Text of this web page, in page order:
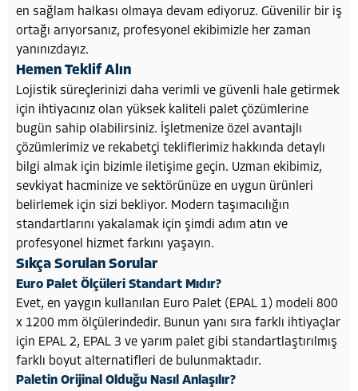
en sağlam halkası olmaya devam ediyoruz. Güvenilir bir iş
ortağı arıyorsanız, profesyonel ekibimizle her zaman
yanınızdayız.
Hemen Teklif Alın
Lojistik süreçlerinizi daha verimli ve güvenli hale getirmek
için ihtiyacınız olan yüksek kaliteli palet çözümlerine
bugün sahip olabilirsiniz. İşletmenize özel avantajlı
çözümlerimiz ve rekabetçi tekliflerimiz hakkında detaylı
bilgi almak için bizimle iletişime geçin. Uzman ekibimiz,
sevkiyat hacminize ve sektörünüze en uygun ürünleri
belirlemek için sizi bekliyor. Modern taşımacılığın
standartlarını yakalamak için şimdi adım atın ve
profesyonel hizmet farkını yaşayın.
Sıkça Sorulan Sorular
Euro Palet Ölçüleri Standart Mıdır?
Evet, en yaygın kullanılan Euro Palet (EPAL 1) modeli 800
x 1200 mm ölçülerindedir. Bunun yanı sıra farklı ihtiyaçlar
için EPAL 2, EPAL 3 ve yarım palet gibi standartlaştırılmış
farklı boyut alternatifleri de bulunmaktadır.
Paletin Orijinal Olduğu Nasıl Anlaşılır?